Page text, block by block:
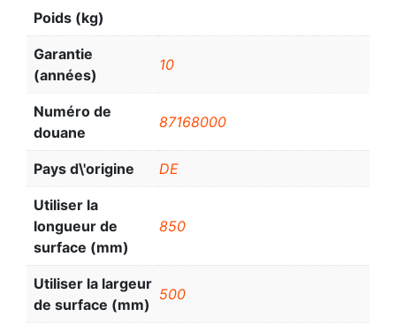
Poids (kg)
Garantie
(années)
10
Numéro de
douane
87168000
Pays d\'origine DE
Utiliser la
longueur de
surface (mm)
850
Utiliser la largeur
de surface (mm)
500